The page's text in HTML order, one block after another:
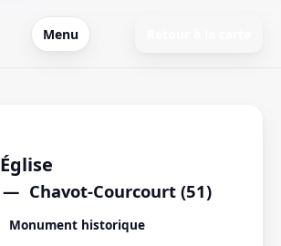
Menu
Église
Chavot-Courcourt (51)
Monument historique